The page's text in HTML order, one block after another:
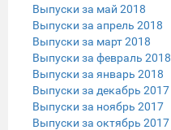
Выпуски за май 2018
Выпуски за апрель 2018
Выпуски за март 2018
Выпуски за февраль 2018
Выпуски за январь 2018
Выпуски за декабрь 2017
Выпуски за ноябрь 2017
Выпуски за октябрь 2017